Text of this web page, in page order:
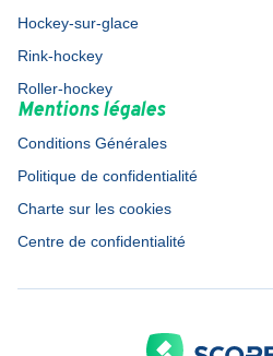
Hockey-sur-glace
Rink-hockey
Roller-hockey
Mentions légales
Conditions Générales
Politique de confidentialité
Charte sur les cookies
Centre de confidentialité